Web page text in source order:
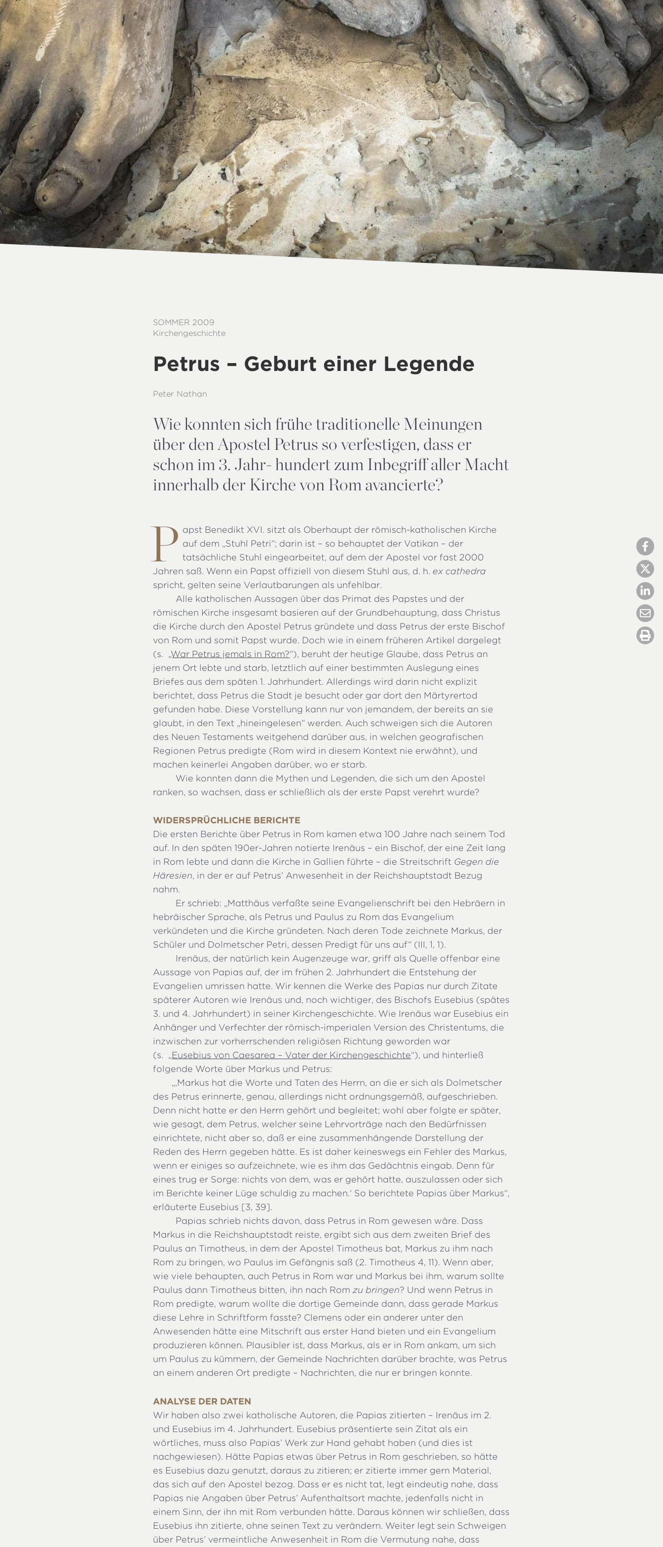
SOMMER 2009
Kirchengeschichte
Petrus – Geburt einer Legende
Peter Nathan
Wie konnten sich frühe traditionelle Meinungen
über den Apostel Petrus so verfestigen, dass er
schon im 3. Jahr- hundert zum Inbegriff aller Macht
innerhalb der Kirche von Rom avancierte?
P apst Benedikt XVI. sitzt als Oberhaupt der römisch-katholischen Kirche
auf dem „Stuhl Petri“; darin ist – so behauptet der Vatikan – der
tatsächliche Stuhl eingearbeitet, auf dem der Apostel vor fast 2000
Jahren saß. Wenn ein Papst offiziell von diesem Stuhl aus, d. h. ex cathedra
spricht, gelten seine Verlautbarungen als unfehlbar.
Alle katholischen Aussagen über das Primat des Papstes und der
römischen Kirche insgesamt basieren auf der Grundbehauptung, dass Christus
die Kirche durch den Apostel Petrus gründete und dass Petrus der erste Bischof
von Rom und somit Papst wurde. Doch wie in einem früheren Artikel dargelegt
(s. „War Petrus jemals in Rom?“), beruht der heutige Glaube, dass Petrus an
jenem Ort lebte und starb, letztlich auf einer bestimmten Auslegung eines
Briefes aus dem späten 1. Jahrhundert. Allerdings wird darin nicht explizit
berichtet, dass Petrus die Stadt je besucht oder gar dort den Märtyrertod
gefunden habe. Diese Vorstellung kann nur von jemandem, der bereits an sie
glaubt, in den Text „hineingelesen“ werden. Auch schweigen sich die Autoren
des Neuen Testaments weitgehend darüber aus, in welchen geografischen
Regionen Petrus predigte (Rom wird in diesem Kontext nie erwähnt), und
machen keinerlei Angaben darüber, wo er starb.
Wie konnten dann die Mythen und Legenden, die sich um den Apostel
ranken, so wachsen, dass er schließlich als der erste Papst verehrt wurde?
WIDERSPRÜCHLICHE BERICHTE
Die ersten Berichte über Petrus in Rom kamen etwa 100 Jahre nach seinem Tod
auf. In den späten 190er-Jahren notierte Irenäus – ein Bischof, der eine Zeit lang
in Rom lebte und dann die Kirche in Gallien führte – die Streitschrift Gegen die
Häresien, in der er auf Petrus’ Anwesenheit in der Reichshauptstadt Bezug
nahm.
Er schrieb: „Matthäus verfaßte seine Evangelienschrift bei den Hebräern in
hebräischer Sprache, als Petrus und Paulus zu Rom das Evangelium
verkündeten und die Kirche gründeten. Nach deren Tode zeichnete Markus, der
Schüler und Dolmetscher Petri, dessen Predigt für uns auf“ (III, 1, 1).
Irenäus, der natürlich kein Augenzeuge war, griff als Quelle offenbar eine
Aussage von Papias auf, der im frühen 2. Jahrhundert die Entstehung der
Evangelien umrissen hatte. Wir kennen die Werke des Papias nur durch Zitate
späterer Autoren wie Irenäus und, noch wichtiger, des Bischofs Eusebius (spätes
3. und 4. Jahrhundert) in seiner Kirchengeschichte. Wie Irenäus war Eusebius ein
Anhänger und Verfechter der römisch-imperialen Version des Christentums, die
inzwischen zur vorherrschenden religiösen Richtung geworden war
(s. „Eusebius von Caesarea – Vater der Kirchengeschichte“), und hinterließ
folgende Worte über Markus und Petrus:
„,Markus hat die Worte und Taten des Herrn, an die er sich als Dolmetscher
des Petrus erinnerte, genau, allerdings nicht ordnungsgemäß, aufgeschrieben.
Denn nicht hatte er den Herrn gehört und begleitet; wohl aber folgte er später,
wie gesagt, dem Petrus, welcher seine Lehrvorträge nach den Bedürfnissen
einrichtete, nicht aber so, daß er eine zusammenhängende Darstellung der
Reden des Herrn gegeben hätte. Es ist daher keineswegs ein Fehler des Markus,
wenn er einiges so aufzeichnete, wie es ihm das Gedächtnis eingab. Denn für
eines trug er Sorge: nichts von dem, was er gehört hatte, auszulassen oder sich
im Berichte keiner Lüge schuldig zu machen.‘ So berichtete Papias über Markus“,
erläuterte Eusebius [3, 39].
Papias schrieb nichts davon, dass Petrus in Rom gewesen wäre. Dass
Markus in die Reichshauptstadt reiste, ergibt sich aus dem zweiten Brief des
Paulus an Timotheus, in dem der Apostel Timotheus bat, Markus zu ihm nach
Rom zu bringen, wo Paulus im Gefängnis saß (2. Timotheus 4, 11). Wenn aber,
wie viele behaupten, auch Petrus in Rom war und Markus bei ihm, warum sollte
Paulus dann Timotheus bitten, ihn nach Romzu bringen? Und wenn Petrus in
Rom predigte, warum wollte die dortige Gemeinde dann, dass gerade Markus
diese Lehre in Schriftform fasste? Clemens oder ein anderer unter den
Anwesenden hätte eine Mitschrift aus erster Hand bieten und ein Evangelium
produzieren können. Plausibler ist, dass Markus, als er in Rom ankam, um sich
um Paulus zu kümmern, der Gemeinde Nachrichten darüber brachte, was Petrus
an einem anderen Ort predigte – Nachrichten, die nur er bringen konnte.
ANALYSE DER DATEN
Wir haben also zwei katholische Autoren, die Papias zitierten – Irenäus im 2.
und Eusebius im 4. Jahrhundert. Eusebius präsentierte sein Zitat als ein
wörtliches, muss also Papias’ Werk zur Hand gehabt haben (und dies ist
nachgewiesen). Hätte Papias etwas über Petrus in Rom geschrieben, so hätte
es Eusebius dazu genutzt, daraus zu zitieren; er zitierte immer gern Material,
das sich auf den Apostel bezog. Dass er es nicht tat, legt eindeutig nahe, dass
Papias nie Angaben über Petrus’ Aufenthaltsort machte, jedenfalls nicht in
einem Sinn, der ihn mit Rom verbunden hätte. Daraus können wir schließen, dass
Eusebius ihn zitierte, ohne seinen Text zu verändern. Weiter legt sein Schweigen
über Petrus’ vermeintliche Anwesenheit in Rom die Vermutung nahe, dass